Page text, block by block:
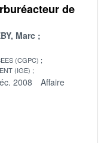
de
Marc
(CGPC)
(IGE)
2008
Affaire